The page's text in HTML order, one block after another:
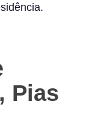
Pias